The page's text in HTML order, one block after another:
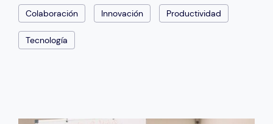
Colaboración Innovación Productividad
Tecnología